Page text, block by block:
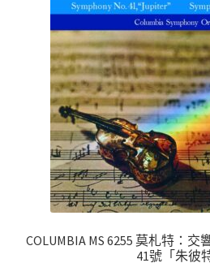
COLUMBIA MS 6255 莫札特：
41號「朱彼